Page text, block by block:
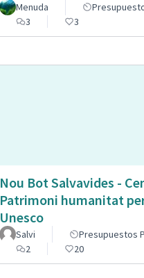
Menuda
3
3
Nou Bot Salvavides -
Patrimoni humanitat
Unesco
Salvi
Presupuestos
2
20